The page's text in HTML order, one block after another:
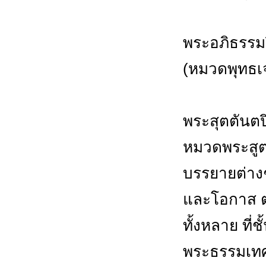
พระอภิธรร
(หมวดพุทธ
พระสุตตันต
หมวดพระสู
บรรยายต่า
และโอกาส
ทั้งหลาย ที่ชั้
พระธรรมเ